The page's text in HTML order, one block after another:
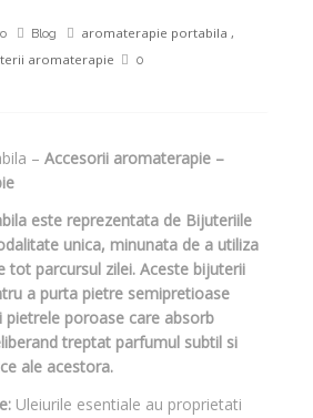
Blog aromaterapie portabila ,
aromaterapie
0
– Accesorii aromaterapie –
este reprezentata de Bijuteriile
unica, minunata de a utiliza
tot parcursul zilei. Aceste bijuterii
a purta pietre semipretioase
pietrele poroase care absorb
treptat parfumul subtil si
ale acestora.
Uleiurile esentiale au proprietati